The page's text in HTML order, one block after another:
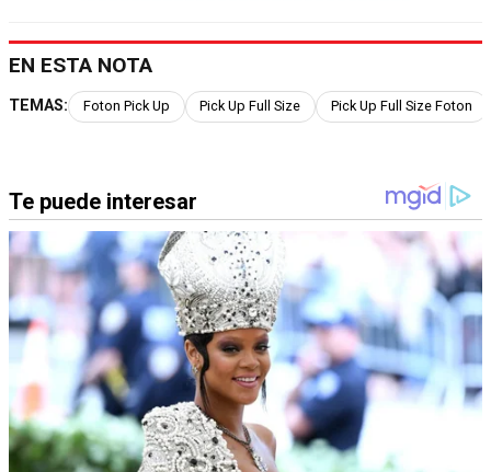
EN ESTA NOTA
TEMAS: Foton Pick Up Pick Up Full Size Pick Up Full Size Foton